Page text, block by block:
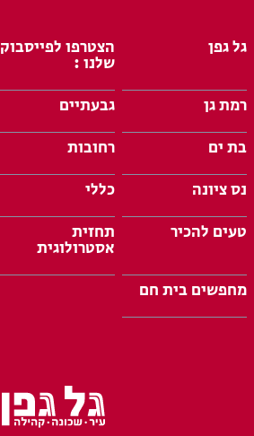
גל גפן הצטרפו לפייסבוק
שלנו :
רמת גן
גבעתיים
בת ים
רחובות
נס ציונה
כללי
טעים להכיר
תחזית
אסטרולוגית
מחפשים בית חם